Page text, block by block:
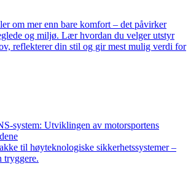
om mer enn bare komfort – det påvirker
og miljø. Lær hvordan du velger utstyr
reflekterer din stil og gir mest mulig verdi for
system: Utviklingen av motorsportens
til høyteknologiske sikkerhetssystemer –
tryggere.